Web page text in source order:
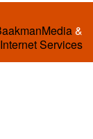
&
Services